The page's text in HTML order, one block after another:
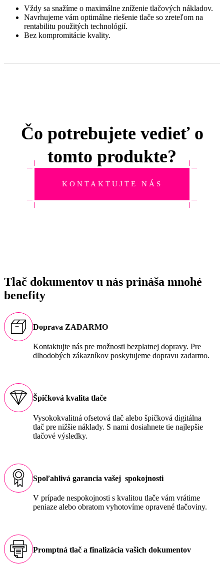
Vždy sa snažíme o maximálne zníženie tlačových nákladov.
Navrhujeme vám optimálne riešenie tlače so zreteľom na
rentabilitu použitých technológií.
Bez kompromitácie kvality.
Čo potrebujete vedieť o
tomto produkte?
KONTAKTUJTE NÁS
Tlač dokumentov u nás prináša mnohé
benefity
Doprava ZADARMO
Kontaktujte nás pre možnosti bezplatnej dopravy. Pre
dlhodobých zákazníkov poskytujeme dopravu zadarmo.
Špičková kvalita tlače
Vysokokvalitná ofsetová tlač alebo špičková digitálna
tlač pre nižšie náklady. S nami dosiahnete tie najlepšie
tlačové výsledky.
Spoľahlivá garancia vašej spokojnosti
V prípade nespokojnosti s kvalitou tlače vám vrátime
peniaze alebo obratom vyhotovíme opravené tlačoviny.
Promptná tlač a finalizácia vašich dokumentov